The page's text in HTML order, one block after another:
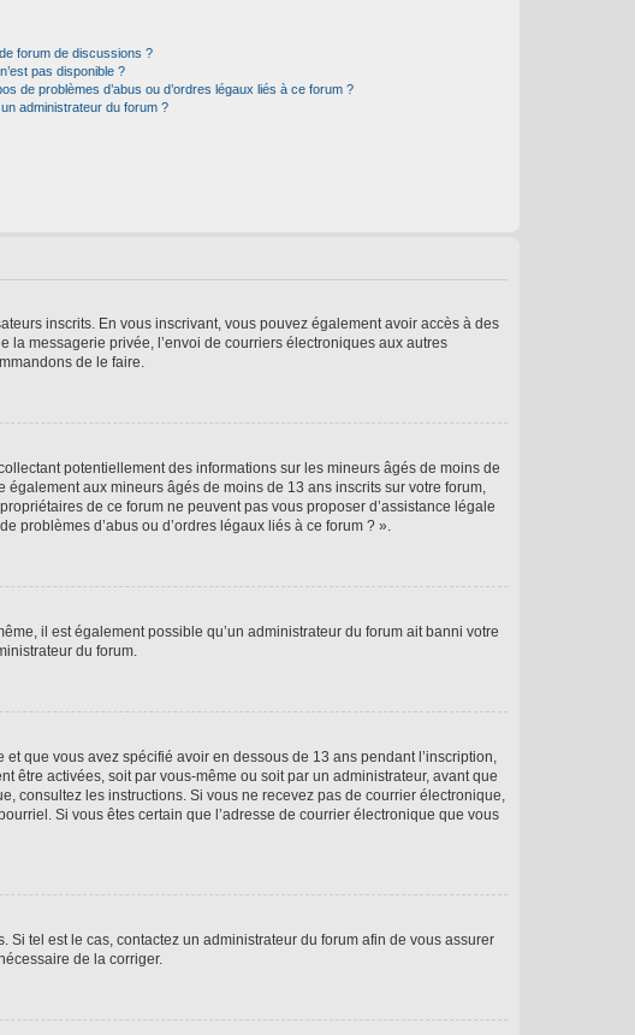
forum de discussions ?
pas disponible ?
de problèmes d’abus ou d’ordres légaux liés à ce forum ?
administrateur du forum ?
inscrits. En vous inscrivant, vous pouvez également avoir accès à des
la messagerie privée, l’envoi de courriers électroniques aux autres
de le faire.
potentiellement des informations sur les mineurs âgés de moins de
aux mineurs âgés de moins de 13 ans inscrits sur votre forum,
de ce forum ne peuvent pas vous proposer d’assistance légale
problèmes d’abus ou d’ordres légaux liés à ce forum ? ».
il est également possible qu’un administrateur du forum ait banni votre
du forum.
que vous avez spécifié avoir en dessous de 13 ans pendant l’inscription,
être activées, soit par vous-même ou soit par un administrateur, avant que
consultez les instructions. Si vous ne recevez pas de courrier électronique,
Si vous êtes certain que l’adresse de courrier électronique que vous
tel est le cas, contactez un administrateur du forum afin de vous assurer
de la corriger.